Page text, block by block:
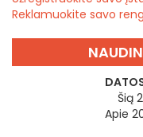
Reklamuokite savo
Šią
Apie